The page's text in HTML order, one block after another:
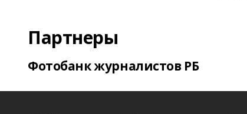
Партнеры
Фотобанк журналистов РБ